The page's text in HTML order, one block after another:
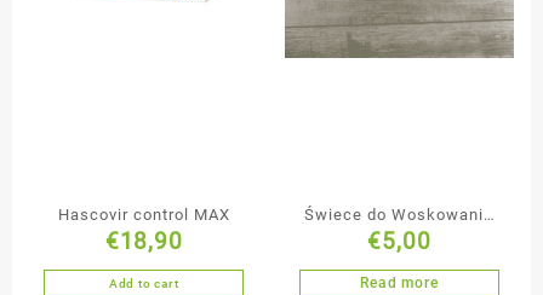
Hascovir control MAX
€18,90
Add to cart
Świece do Woskowania
Uszu
€5,00
Read more